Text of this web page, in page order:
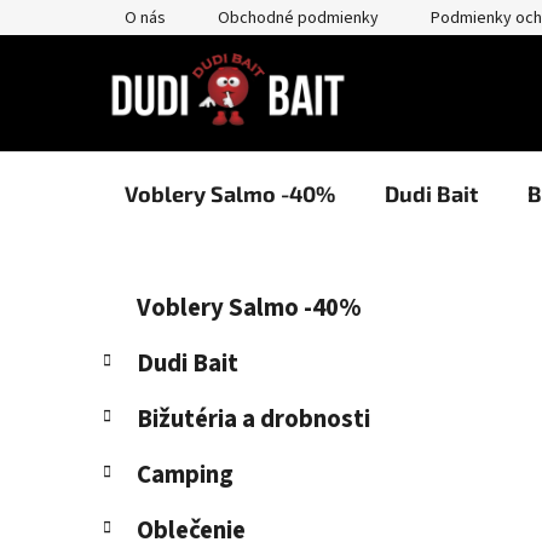
na
O nás Obchodné podmienky Podmienky
Voblery Salmo -40% Dudi Bait
č
ý
a
n
Preskočiť
kategórie
e
ó
i
Voblery Salmo -40%
Dudi Bait
Bižutéria a drobnosti
Camping
Oblečenie